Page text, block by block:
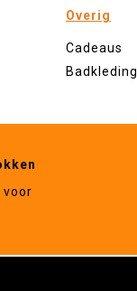
Overig
Cadeaus
Badkleding
voor